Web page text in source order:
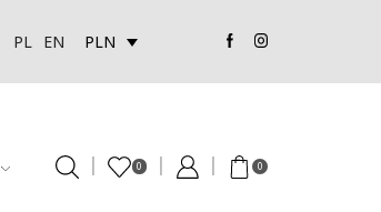
PL EN PLN
0 0